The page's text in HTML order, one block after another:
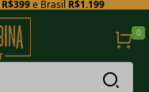
R$399e Brasil R$1.199
0